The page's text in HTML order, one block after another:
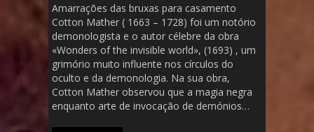
Amarrações das bruxas para casamento
Cotton Mather ( 1663 – 1728) foi um notório
demonologista e o autor célebre da obra
«Wonders of the invisible world», (1693) , um
grimório muito influente nos círculos do
oculto e da demonologia. Na sua obra,
Cotton Mather observou que a magia negra
enquanto arte de invocação de demónios…